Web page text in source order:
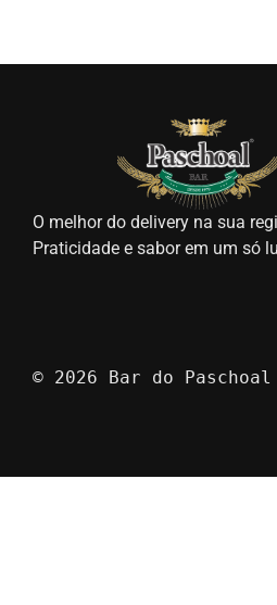
O melhor do delivery na sua
Praticidade e sabor em um só
© 2026 Bar do